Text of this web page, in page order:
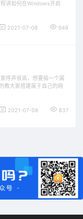
讲如何在Windows开启
2021-07-08 949
呼声很高，想要搞一个属
教大家搭建属于自己的网
2021-07-08 837